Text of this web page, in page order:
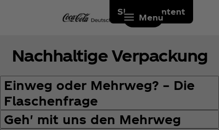
Skip to content
Menu
Nachhaltige Verpackung
Einweg oder Mehrweg? – Die
Flaschenfrage
Geh' mit uns den Mehrweg